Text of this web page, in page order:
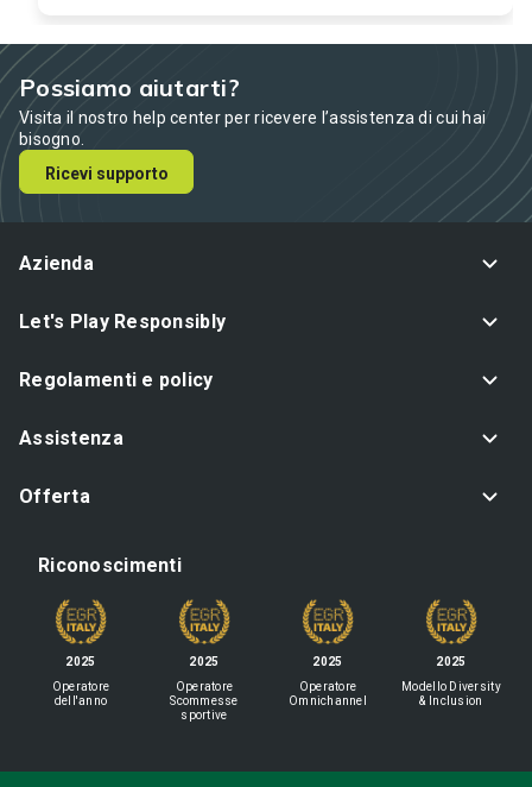
Possiamo aiutarti?
Visita il nostro help center per ricevere l’assistenza di cui hai
bisogno.
Ricevi supporto
Azienda
Let's Play Responsibly
Regolamenti e policy
Assistenza
Offerta
Riconoscimenti
2025
Operatore
dell'anno
2025
Operatore
Scommesse
sportive
2025
Operatore
Omnichannel
2025
Modello Diversity
& Inclusion